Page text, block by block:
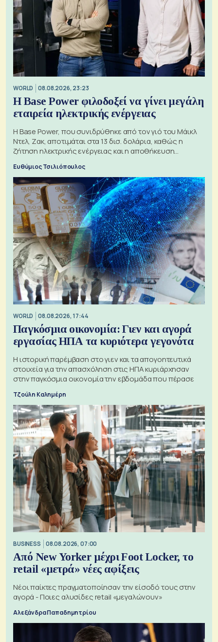
WORLD 08.08.2026, 23:23
Η Base Power φιλοδοξεί να γίνει μεγάλη
εταιρεία ηλεκτρικής ενέργειας
Η Base Power, που συνιδρύθηκε από τον γιό του Μάικλ
Ντελ, Ζακ, αποτιμάται στα 13 δισ. δολάρια, καθώς η
ζήτηση ηλεκτρικής ενέργειας και η αποθήκευση
Ευθύμιος Τσιλιόπουλος
WORLD 08.08.2026, 17:44
Παγκόσμια οικονομία: Γιεν και αγορά
εργασίας ΗΠΑ τα κυριότερα γεγονότα
Η ιστορική παρέμβαση στο γιεν και τα απογοητευτικά
στοιχεία για την απασχόληση στις ΗΠΑ κυριάρχησαν
στην παγκόσμια οικονομία την εβδομάδα που πέρασε
Τζούλη Καλημέρη
BUSINESS 08.08.2026, 07:00
Από New Yorker μέχρι Foot Locker, το
retail «μετρά» νέες αφίξεις
Νέοι παίκτες πραγματοποίησαν την είσοδό τους στην
αγορά - Ποιες αλυσίδες retail «μεγαλώνουν»
Αλεξάνδρα Παπαδημητρίου